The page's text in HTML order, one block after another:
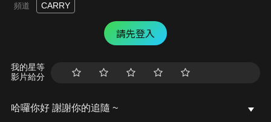
頻道 CARRY
請先登入
我的星等
影片給分
哈囉你好 謝謝你的追隨 ~